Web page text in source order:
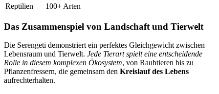
Reptilien
100+ Arten
Das Zusammenspiel von Landschaft und Tierwelt
Die Serengeti demonstriert ein perfektes Gleichgewicht zwischen
Lebensraum und Tierwelt. Jede Tierart spielt eine entscheidende
Rolle in diesem komplexen Ökosystem, von Raubtieren bis zu
Pflanzenfressern, die gemeinsam den Kreislauf des Lebens
aufrechterhalten.